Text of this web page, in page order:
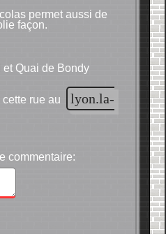
permet aussi de
façon.
et Quai de Bondy
rue au
lyon.la-
commentaire: